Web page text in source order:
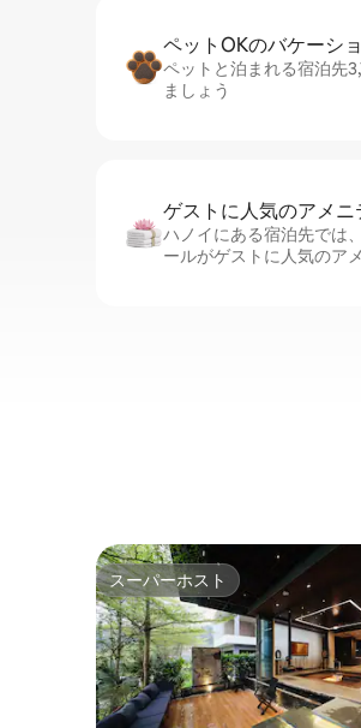
ペットOKのバ⁠ケ⁠ー⁠シ⁠
ペットと泊まれる宿泊先
ましょう
ゲストに人⁠気⁠のア⁠メ⁠
ハノイにある宿泊先では
ールがゲストに人気のア
スーパーホスト
スーパーホスト